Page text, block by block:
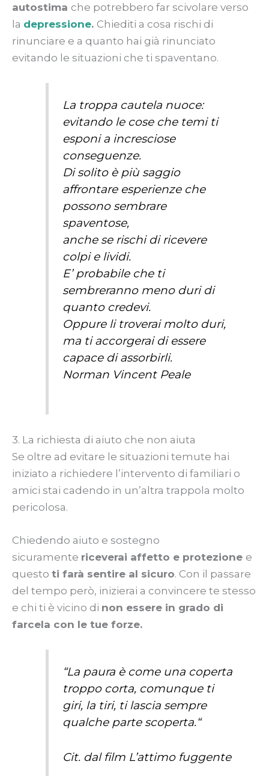
autostima che potrebbero far scivolare verso
la depressione. Chiediti a cosa rischi di
rinunciare e a quanto hai già rinunciato
evitando le situazioni che ti spaventano.
La troppa cautela nuoce:
evitando le cose che temi ti
esponi a incresciose
conseguenze.
Di solito è più saggio
affrontare esperienze che
possono sembrare
spaventose,
anche se rischi di ricevere
colpi e lividi.
E’ probabile che ti
sembreranno meno duri di
quanto credevi.
Oppure li troverai molto duri,
ma ti accorgerai di essere
capace di assorbirli.
Norman Vincent Peale
3. La richiesta di aiuto che non aiuta
Se oltre ad evitare le situazioni temute hai
iniziato a richiedere l’intervento di familiari o
amici stai cadendo in un’altra trappola molto
pericolosa.
Chiedendo aiuto e sostegno
sicuramente riceverai affetto e protezione e
questo ti farà sentire al sicuro. Con il passare
del tempo però, inizierai a convincere te stesso
e chi ti è vicino di non essere in grado di
farcela con le tue forze.
“La paura è come una coperta
troppo corta, comunque ti
giri, la tiri, ti lascia sempre
qualche parte scoperta.“
Cit. dal film L’attimo fuggente